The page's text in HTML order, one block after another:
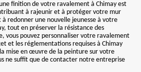
finition de votre ravalement à Chimay est
à rajeunir et à protéger votre mur
redonner une nouvelle jeunesse à votre
tout en préserver la résistance des
vous pouvez personnaliser votre ravalement
et les réglementations requises à Chimay
mise en œuvre de la peinture sur votre
ne suffit que de contacter notre entreprise